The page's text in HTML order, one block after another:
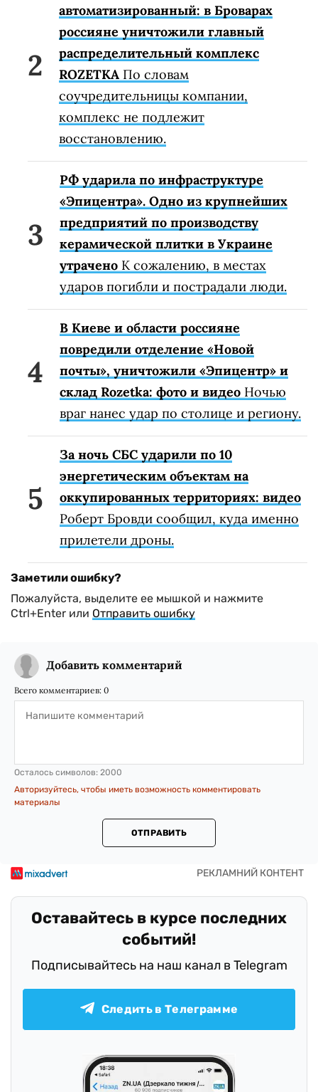
автоматизированный: в Броварах
россияне уничтожили главный
распределительный комплекс
ROZETKA По словам
соучредительницы компании,
комплекс не подлежит
восстановлению.
РФ ударила по инфраструктуре
«Эпицентра». Одно из крупнейших
предприятий по производству
керамической плитки в Украине
утрачено К сожалению, в местах
ударов погибли и пострадали люди.
В Киеве и области россияне
повредили отделение «Новой
почты», уничтожили «Эпицентр» и
склад Rozetka: фото и видео Ночью
враг нанес удар по столице и региону.
За ночь СБС ударили по 10
энергетическим объектам на
оккупированных территориях: видео
Роберт Бровди сообщил, куда именно
прилетели дроны.
Заметили ошибку?
Пожалуйста, выделите ее мышкой и нажмите
Ctrl+Enter или Отправить ошибку
Добавить комментарий
Всего комментариев: 0
Осталось символов: 2000
Авторизуйтесь, чтобы иметь возможность комментировать
материалы
ОТПРАВИТЬ
Оставайтесь в курсе последних
событий!
Подписывайтесь на наш канал в Telegram
Следить в Телеграмме